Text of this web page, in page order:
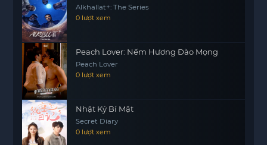
Alkhallat+: The Series
0 lượt xem
Peach Lover: Nếm Hương Đào Mọng
Peach Lover
0 lượt xem
Nhật Ký Bí Mật
Secret Diary
0 lượt xem